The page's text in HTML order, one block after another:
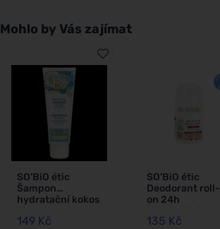
Mohlo by Vás zajímat
SO’BiO étic
Šampon
hydratační kokos
hyaluronová BIO
149 Kč
SO’BiO étic
Deodorant roll-
on 24h
oslím mlékem -
135 Kč